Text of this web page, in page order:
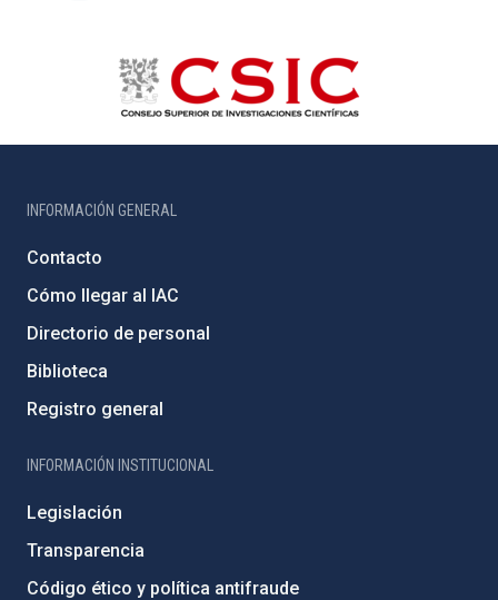
INFORMACIÓN GENERAL
Contacto
Cómo llegar al IAC
Directorio de personal
Biblioteca
Registro general
INFORMACIÓN INSTITUCIONAL
Legislación
Transparencia
Código ético y política antifraude